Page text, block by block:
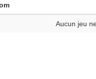
Aucun jeu